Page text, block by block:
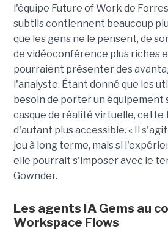
l'équipe Future of Work de
subtils contiennent beaucoup
que les gens ne le pensent, de
de vidéoconférence plus riches
pourraient présenter des
l'analyste. Étant donné que les
besoin de porter un équipement
casque de réalité virtuelle, cette
d'autant plus accessible. « Il
jeu à long terme, mais si
elle pourrait s'imposer avec le
Gownder.
Les agents IA Gems au
Workspace Flows